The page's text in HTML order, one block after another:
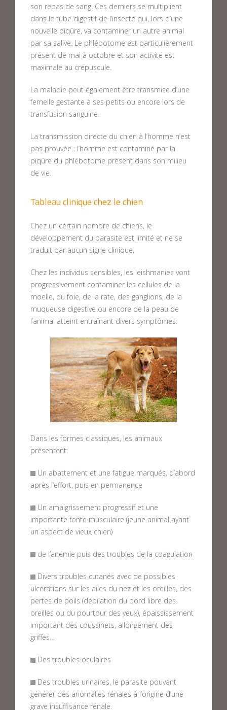
son repas de sang. Ces derniers se multiplient
dans le tube digestif de l’insecte qui, lors d’une
nouvelle piqûre, va contaminer un autre animal
par sa salive. Le phlébotome est particulièrement
présent de mai à octobre et son activité est
maximale au crépuscule.
La maladie peut également être transmise d’une
femelle gestante à ses petits ou encore lors de
transfusion sanguine.
La transmission directe du chien à l’homme n’est
pas prouvée : l’homme est contaminé par la
piqûre du phlébotome présent dans son milieu
de vie.
Tableau clinique chez le chien
Chez un certain nombre de chiens, le
développement du parasite est limité et ne se
traduit par aucun signe clinique.
Chez les individus sensibles, les leishmanies vont
progressivement contaminer les cellules de la
moelle, du foie, de la rate, des ganglions, de la
muqueuse digestive ou encore de la peau de
l’animal atteint entraînant divers symptômes.
Dans les formes classiques, les animaux
présentent:
Un abattement et une fatigue marqués, d’abord
après l’effort, puis en permanence
Un amaigrissement progressif et une
importante fonte musculaire (jeune animal ayant
un aspect de vieux chien)
de l’anémie puis des troubles de la coagulation
Divers troubles cutanés avec de possibles
ulcérations sur les ailes du nez et les oreilles, des
pertes de poils (dépilation du bord libre des
oreilles ou du pourtour des yeux), épaississement
important des coussinets, allongement des
griffes…
Des troubles oculaires
Des troubles urinaires, le parasite pouvant
générer des anomalies rénales à l’origine d’une
grave insuffisance rénale.